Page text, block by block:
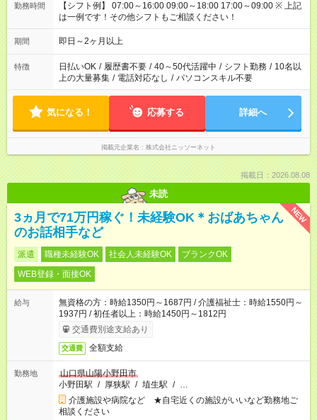
勤務時間
【シフト例】 07:00～16:00 09:00～18:00 17:00～09:00 ※ 上記
は一例です！その他シフトもご相談ください！
期間 即日～2ヶ月以上
特徴 日払いOK / 履歴書不要 / 40～50代活躍中 / シフト勤務 / 10名以
上の大量募集 / 電話対応なし / パソコンスキル不要
気になる！ 応募する 詳細へ
掲載元企業名 株式会社ニッソーネット
掲載日：2026.08.08
未読
NEW
3ヵ月で71万円稼ぐ！未経験OK＊おばあちゃん
のお話相手など
派遣 職種未経験OK 社会人未経験OK
ブランクOK
WEB登録・面接OK
給与
無資格の方：時給1350円～1687円 / 介護福祉士：時給1550円～
1937円 / 初任者以上：時給1450円～1812円
交通費別途支給あり
交通費 全額支給
勤務地
山口県山陽小野田市
小野田駅 / 厚狭駅 / 埴生駅 / …
介護施設や病院など ★自宅近くの施設がいいなど勤務地ご
相談ください